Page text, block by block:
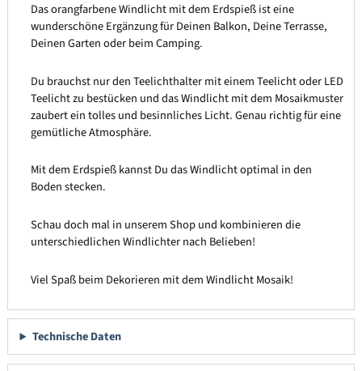
Das orangfarbene Windlicht mit dem Erdspieß ist eine
wunderschöne Ergänzung für Deinen Balkon, Deine Terrasse,
Deinen Garten oder beim Camping.
Du brauchst nur den Teelichthalter mit einem Teelicht oder LED
Teelicht zu bestücken und das Windlicht mit dem Mosaikmuster
zaubert ein tolles und besinnliches Licht. Genau richtig für eine
gemütliche Atmosphäre.
Mit dem Erdspieß kannst Du das Windlicht optimal in den
Boden stecken.
Schau doch mal in unserem Shop und kombinieren die
unterschiedlichen Windlichter nach Belieben!
Viel Spaß beim Dekorieren mit dem Windlicht Mosaik!
Technische Daten